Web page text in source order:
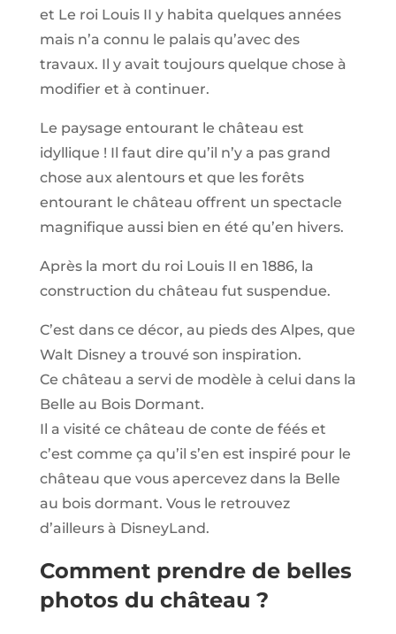
et Le roi Louis II y habita quelques années
mais n’a connu le palais qu’avec des
travaux. Il y avait toujours quelque chose à
modifier et à continuer.
Le paysage entourant le château est
idyllique ! Il faut dire qu’il n’y a pas grand
chose aux alentours et que les forêts
entourant le château offrent un spectacle
magnifique aussi bien en été qu’en hivers.
Après la mort du roi Louis II en 1886, la
construction du château fut suspendue.
C’est dans ce décor, au pieds des Alpes, que
Walt Disney a trouvé son inspiration.
Ce château a servi de modèle à celui dans la
Belle au Bois Dormant.
Il a visité ce château de conte de féés et
c’est comme ça qu’il s’en est inspiré pour le
château que vous apercevez dans la Belle
au bois dormant. Vous le retrouvez
d’ailleurs à DisneyLand.
Comment prendre de belles
photos du château ?